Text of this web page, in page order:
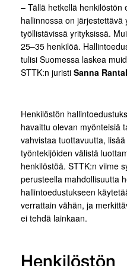
– Tällä hetkellä henkilöstön
hallinnossa on järjestettävä
työllistävissä yrityksissä.
25–35 henkilöä.
tulisi Suomessa laskea
STTK:n juristi Sanna
Henkilöstön
havaittu olevan myönteisiä
vahvistaa tuottavuutta,
työntekijöiden välistä
henkilöstöä. STTK:n viime
perusteella mahdollisuutta
hallintoedustukseen
verrattain vähän, ja
ei tehdä lainkaan.
Henkilöstön